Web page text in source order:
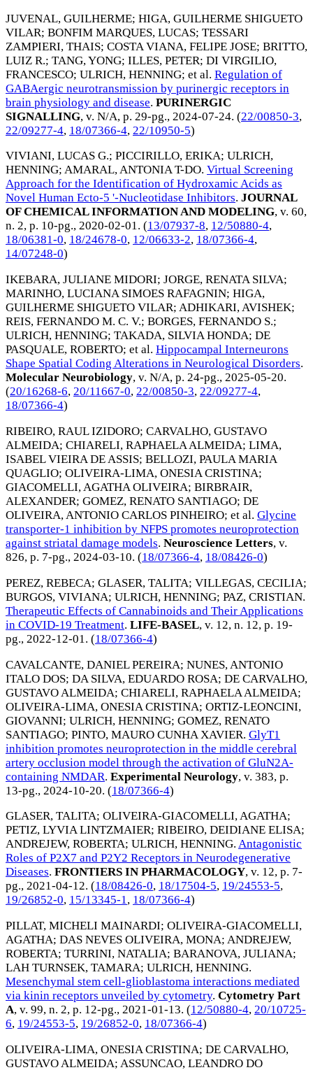
JUVENAL, GUILHERME; HIGA, GUILHERME SHIGUETO
VILAR; BONFIM MARQUES, LUCAS; TESSARI
ZAMPIERI, THAIS; COSTA VIANA, FELIPE JOSE; BRITTO,
LUIZ R.; TANG, YONG; ILLES, PETER; DI VIRGILIO,
FRANCESCO; ULRICH, HENNING; et al. Regulation of
GABAergic neurotransmission by purinergic receptors in
brain physiology and disease. PURINERGIC
SIGNALLING, v. N/A, p. 29-pg., 2024-07-24. (22/00850-3,
22/09277-4, 18/07366-4, 22/10950-5)
VIVIANI, LUCAS G.; PICCIRILLO, ERIKA; ULRICH,
HENNING; AMARAL, ANTONIA T-DO. Virtual Screening
Approach for the Identification of Hydroxamic Acids as
Novel Human Ecto-5 '-Nucleotidase Inhibitors. JOURNAL
OF CHEMICAL INFORMATION AND MODELING, v. 60,
n. 2, p. 10-pg., 2020-02-01. (13/07937-8, 12/50880-4,
18/06381-0, 18/24678-0, 12/06633-2, 18/07366-4,
14/07248-0)
IKEBARA, JULIANE MIDORI; JORGE, RENATA SILVA;
MARINHO, LUCIANA SIMOES RAFAGNIN; HIGA,
GUILHERME SHIGUETO VILAR; ADHIKARI, AVISHEK;
REIS, FERNANDO M. C. V.; BORGES, FERNANDO S.;
ULRICH, HENNING; TAKADA, SILVIA HONDA; DE
PASQUALE, ROBERTO; et al. Hippocampal Interneurons
Shape Spatial Coding Alterations in Neurological Disorders.
Molecular Neurobiology, v. N/A, p. 24-pg., 2025-05-20.
(20/16268-6, 20/11667-0, 22/00850-3, 22/09277-4,
18/07366-4)
RIBEIRO, RAUL IZIDORO; CARVALHO, GUSTAVO
ALMEIDA; CHIARELI, RAPHAELA ALMEIDA; LIMA,
ISABEL VIEIRA DE ASSIS; BELLOZI, PAULA MARIA
QUAGLIO; OLIVEIRA-LIMA, ONESIA CRISTINA;
GIACOMELLI, AGATHA OLIVEIRA; BIRBRAIR,
ALEXANDER; GOMEZ, RENATO SANTIAGO; DE
OLIVEIRA, ANTONIO CARLOS PINHEIRO; et al. Glycine
transporter-1 inhibition by NFPS promotes neuroprotection
against striatal damage models. Neuroscience Letters, v.
826, p. 7-pg., 2024-03-10. (18/07366-4, 18/08426-0)
PEREZ, REBECA; GLASER, TALITA; VILLEGAS, CECILIA;
BURGOS, VIVIANA; ULRICH, HENNING; PAZ, CRISTIAN.
Therapeutic Effects of Cannabinoids and Their Applications
in COVID-19 Treatment. LIFE-BASEL, v. 12, n. 12, p. 19-
pg., 2022-12-01 . (18/07366-4)
CAVALCANTE, DANIEL PEREIRA; NUNES, ANTONIO
ITALO DOS; DA SILVA, EDUARDO ROSA; DE CARVALHO,
GUSTAVO ALMEIDA; CHIARELI, RAPHAELA ALMEIDA;
OLIVEIRA-LIMA, ONESIA CRISTINA; ORTIZ-LEONCINI,
GIOVANNI; ULRICH, HENNING; GOMEZ, RENATO
SANTIAGO; PINTO, MAURO CUNHA XAVIER. GlyT1
inhibition promotes neuroprotection in the middle cerebral
artery occlusion model through the activation of GluN2A-
containing NMDAR. Experimental Neurology, v. 383, p.
13-pg., 2024-10-20. (18/07366-4)
GLASER, TALITA; OLIVEIRA-GIACOMELLI, AGATHA;
PETIZ, LYVIA LINTZMAIER; RIBEIRO, DEIDIANE ELISA;
ANDREJEW, ROBERTA; ULRICH, HENNING. Antagonistic
Roles of P2X7 and P2Y2 Receptors in Neurodegenerative
Diseases. FRONTIERS IN PHARMACOLOGY, v. 12, p. 7-
pg., 2021-04-12. (18/08426-0, 18/17504-5, 19/24553-5,
19/26852-0, 15/13345-1, 18/07366-4)
PILLAT, MICHELI MAINARDI; OLIVEIRA-GIACOMELLI,
AGATHA; DAS NEVES OLIVEIRA, MONA; ANDREJEW,
ROBERTA; TURRINI, NATALIA; BARANOVA, JULIANA;
LAH TURNSEK, TAMARA; ULRICH, HENNING.
Mesenchymal stem cell-glioblastoma interactions mediated
via kinin receptors unveiled by cytometry. Cytometry Part
A, v. 99, n. 2, p. 12-pg., 2021-01-13. (12/50880-4, 20/10725-
6, 19/24553-5, 19/26852-0, 18/07366-4)
OLIVEIRA-LIMA, ONESIA CRISTINA; DE CARVALHO,
GUSTAVO ALMEIDA; ASSUNCAO, LEANDRO DO